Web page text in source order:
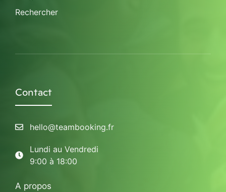
Rechercher
Contact
hello@teambooking.fr
Lundi au Vendredi
9:00 à 18:00
A propos